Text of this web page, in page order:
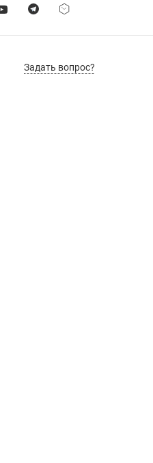
Задать вопрос?